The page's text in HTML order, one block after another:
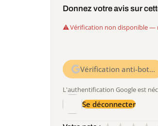
Donnez votre avis sur
Vérification non disponible —
Vérification anti-bot…
L'authentification Google est
Se déconnecter